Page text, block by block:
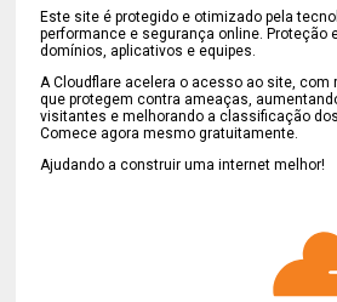
Este site é protegido e otimizado pela
performance e segurança online. Proteção
domínios, aplicativos e equipes.
A Cloudflare acelera o acesso ao site, com
que protegem contra ameaças,
visitantes e melhorando a classificação
Comece agora mesmo gratuitamente.
Ajudando a construir uma internet melhor!